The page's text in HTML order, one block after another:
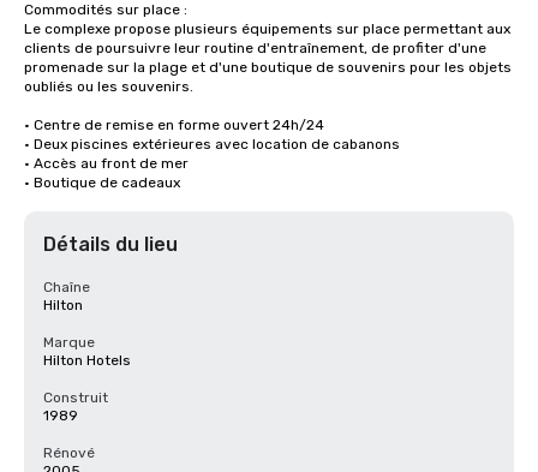
Commodités sur place :
Le complexe propose plusieurs équipements sur place permettant aux
clients de poursuivre leur routine d'entraînement, de profiter d'une
promenade sur la plage et d'une boutique de souvenirs pour les objets
oubliés ou les souvenirs.
• Centre de remise en forme ouvert 24h/24
• Deux piscines extérieures avec location de cabanons
• Accès au front de mer
• Boutique de cadeaux
Détails du lieu
Chaîne
Hilton
Marque
Hilton Hotels
Construit
1989
Rénové